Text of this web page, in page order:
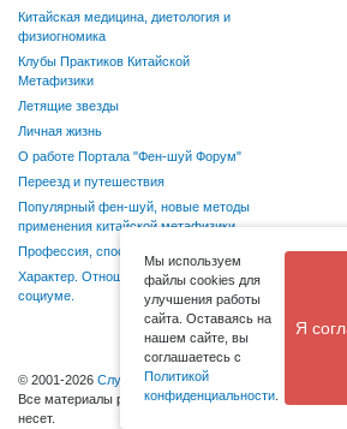
Китайская медицина, диетология и
физиогномика
Клубы Практиков Китайской
Метафизики
Летящие звезды
Личная жизнь
О работе Портала "Фен-шуй Форум"
Переезд и путешествия
Популярный фен-шуй, новые методы
применения китайской метафизики
Профессия, способности, хобби
Характер. Отношения в семье и
социуме.
© 2001-2026 Служба поддержки
Bсе материалы размещаются посетителями,
несет.
Мы используем
файлы cookies для
улучшения работы
сайта. Оставаясь на
нашем сайте, вы
соглашаетесь с
Политикой
конфиденциальности
Я